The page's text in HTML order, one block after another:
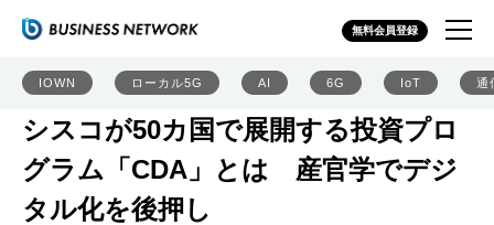
無料会員登録
IOWN ローカル5G AI 6G IoT 通
シスコが50カ国で展開する投資プロ
グラム「CDA」とは 産官学でデジ
タル化を後押し